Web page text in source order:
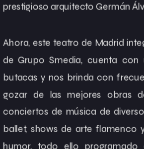
prestigioso arquitecto Germán
Ahora, este teatro de Madrid
de Grupo Smedia, cuenta con
butacas y nos brinda con
gozar de las mejores obras
conciertos de música de
ballet, shows de arte flamenco
humor, todo ello programado